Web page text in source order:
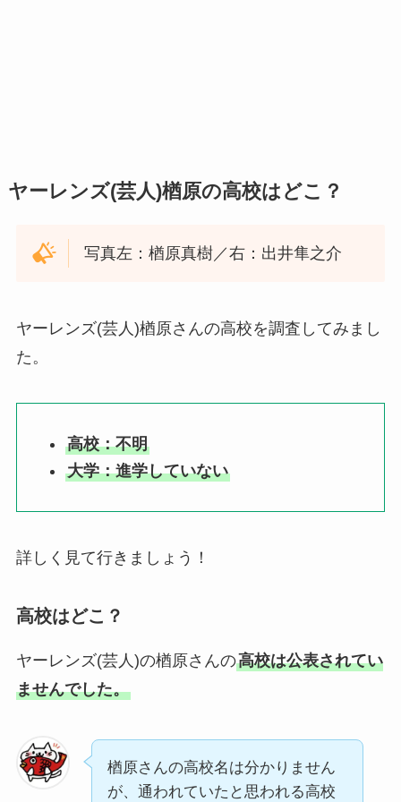
ヤーレンズ(芸人)楢原の高校はどこ？
写真左：楢原真樹／右：出井隼之介
ヤーレンズ(芸人)楢原さんの高校を調査してみまし
た。
高校：不明
大学：進学していない
詳しく見て行きましょう！
高校はどこ？
ヤーレンズ(芸人)の楢原さんの高校は公表されてい
ませんでした。
楢原さんの高校名は分かりません
が、通われていたと思われる高校